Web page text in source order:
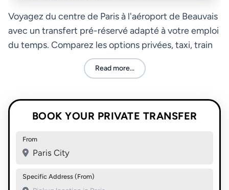
Voyagez du centre de Paris à l'aéroport de Beauvais
avec un transfert pré-réservé adapté à votre emploi
du temps. Comparez les options privées, taxi, train
et autocar pour un départ en douceur.
Read more...
BOOK YOUR PRIVATE TRANSFER
From
Paris City
Specific Address (From)